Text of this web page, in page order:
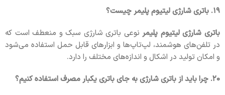
۱۹. باتری شارژی لیتیوم پلیمر چیست؟
باتری شارژی لیتیوم پلیمرنوعی باتری شارژی سبک و منعطف است که
در تلفن‌های هوشمند، لپ‌تاپ‌ها و ابزارهای قابل حمل استفاده می‌شود
و امکان تولید در اشکال و اندازه‌های مختلف را دارد.
۲۰. چرا باید از باتری شارژی به جای باتری یکبار مصرف استفاده کنیم؟